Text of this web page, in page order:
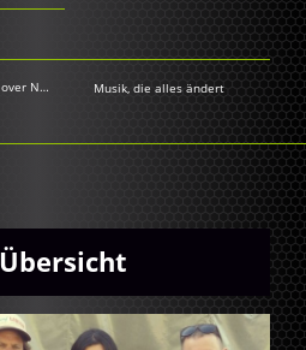
Jan Blomqvist - A Bridge over Novocaine Musik, die alles ändert